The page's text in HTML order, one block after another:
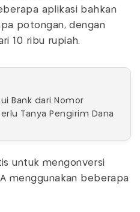
aplikasi bahkan
potongan, dengan
10 ribu rupiah.
Bank dari Nomor
Tanya Pengirim Dana
untuk mengonversi
menggunakan beberapa